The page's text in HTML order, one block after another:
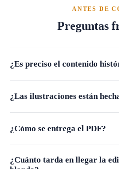
ANTES DE
Preguntas
¿Es preciso el contenido
¿Las ilustraciones están
¿Cómo se entrega el PDF?
¿Cuánto tarda en llegar la